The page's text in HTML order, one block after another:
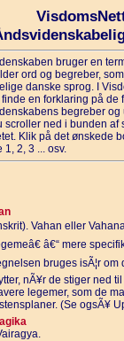
bruger en
ord og begreber,
danske sprog. I
finde en forklaring på de
begreber og
scroller ned i bunden
Klik på det ønskede
1, 2, 3 ... osv.
Vahan eller Vahana
â€“ mere
bruges isÃ¦r om
nÃ¥r de stiger ned
legemer, som de
(Se ogsÃ¥